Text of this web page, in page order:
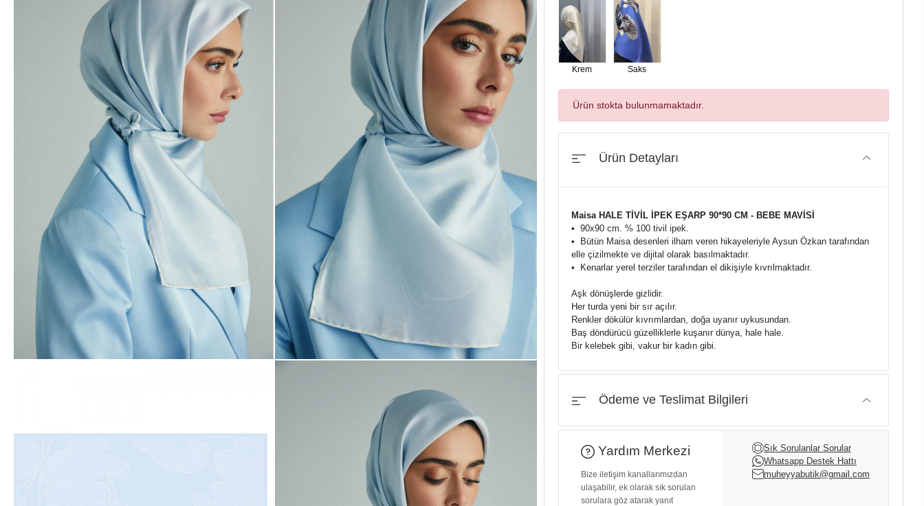
Krem Saks
Ürün stokta bulunmamaktadır.
Ürün Detayları
Maisa HALE TİVİL İPEK EŞARP 90*90 CM - BEBE MAVİSİ
•⁠ ⁠90x90 cm. % 100 tivil ipek.
•⁠ ⁠Bütün Maisa desenleri ilham veren hikayeleriyle Aysun Özkan tarafından
elle çizilmekte ve dijital olarak basılmaktadır.
•⁠ ⁠Kenarlar yerel terziler tarafından el dikişiyle kıvrılmaktadır.
Aşk dönüşlerde gizlidir.
Her turda yeni bir sır açılır.
Renkler dökülür kıvrımlardan, doğa uyanır uykusundan.
Baş döndürücü güzelliklerle kuşanır dünya, hale hale.
Bir kelebek gibi, vakur bir kadın gibi.
Ödeme ve Teslimat Bilgileri
Yardım Merkezi
Bize iletişim kanallarımızdan
ulaşabilir, ek olarak sık sorulan
sorulara göz atarak yanıt
Sık Sorulanlar Sorular
Whatsapp Destek Hattı
muheyyabutik@gmail.com